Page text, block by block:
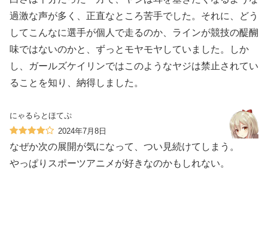
過激な声が多く、正直なところ苦手でした。それに、どう
してこんなに選手が個人で走るのか、ラインが競技の醍醐
味ではないのかと、ずっとモヤモヤしていました。しか
し、ガールズケイリンではこのようなヤジは禁止されてい
ることを知り、納得しました。
にゃるらとほてぷ
2024年7月8日
なぜか次の展開が気になって、つい見続けてしまう。
やっぱりスポーツアニメが好きなのかもしれない。